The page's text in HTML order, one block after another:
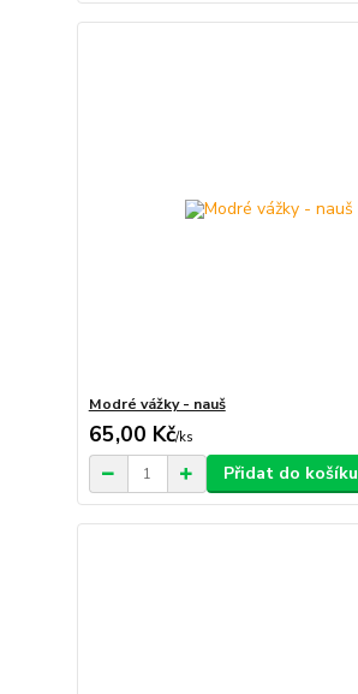
Modré vážky - nauš
65,00 Kč/ks
Přidat do košíku